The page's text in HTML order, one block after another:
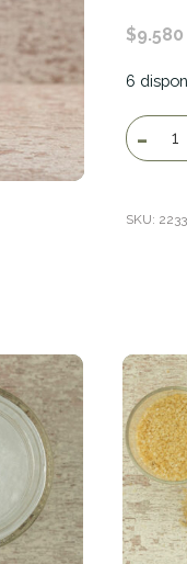
$9.580
6
Stevia
líquida
Alba)
SKU: